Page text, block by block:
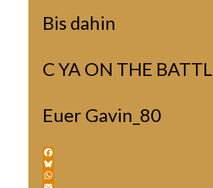
Bis dahin
C YA ON THE
Euer Gavin_80
Facebook
Bluesky